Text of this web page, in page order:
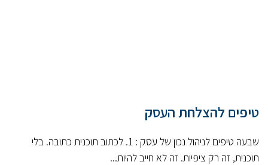
טיפים להצלחת העסק
שבעה טיפים לניהול נכון של עסק : 1. לכתוב תוכנית כתובה. בלי
תוכנית, זה רק ציפיות. זה לא חייב להיות...